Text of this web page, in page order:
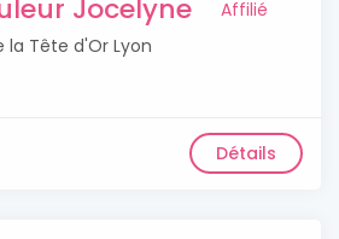
Jocelyne
Affilié
la Tête d'Or Lyon
Détails